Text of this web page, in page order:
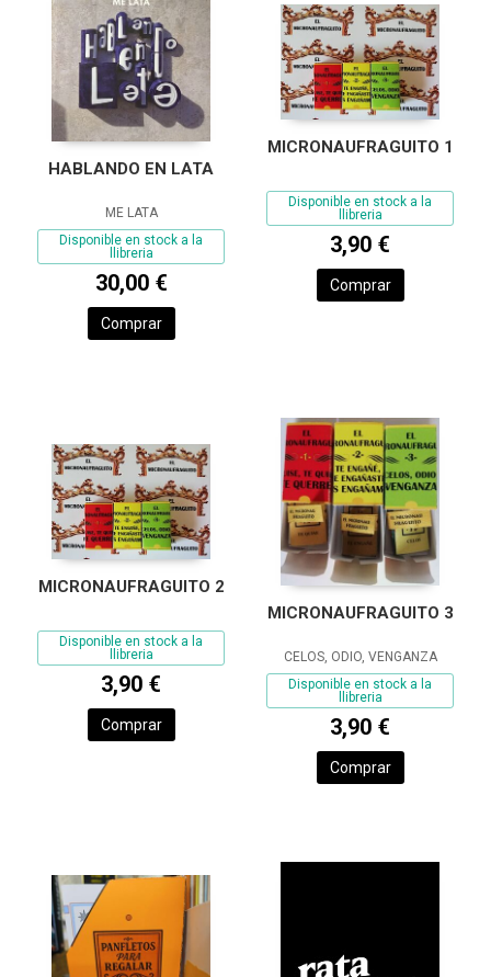
HABLANDO EN LATA
ME LATA
Disponible en stock a la
llibreria
30,00 €
Comprar
MICRONAUFRAGUITO 1
Disponible en stock a la
llibreria
3,90 €
Comprar
MICRONAUFRAGUITO 2
Disponible en stock a la
llibreria
3,90 €
Comprar
MICRONAUFRAGUITO 3
CELOS, ODIO, VENGANZA
Disponible en stock a la
llibreria
3,90 €
Comprar